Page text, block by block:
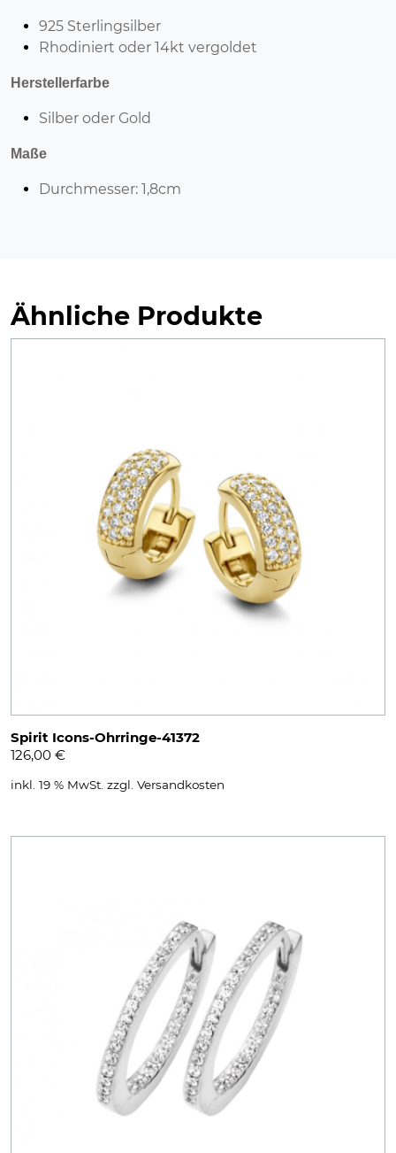
925 Sterlingsilber
Rhodiniert oder 14kt vergoldet
Herstellerfarbe
Silber oder Gold
Maße
Durchmesser: 1,8cm
Ähnliche Produkte
Spirit Icons-Ohrringe-41372
126,00 €
inkl. 19 % MwSt. zzgl. Versandkosten